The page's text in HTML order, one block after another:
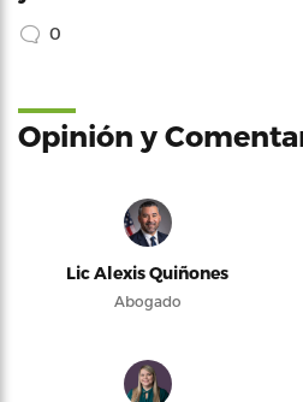
0
Opinión y
Lic Alexis Quiñones
Abogado